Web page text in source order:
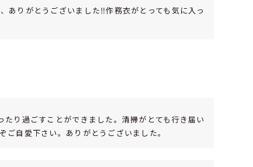
ありがとうございました‼作務衣がとっても気に入っ
り過ごすことができました。清掃がとても行き届い
自愛下さい。ありがとうございました。